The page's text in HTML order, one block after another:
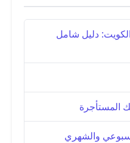
دليل شامل
المستأجرة
والشهري